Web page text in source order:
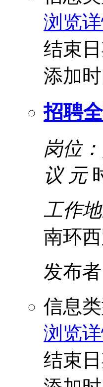
浏览
结束
添加
招聘
岗位
议 元
工作
南环
发布
信息
浏览
结束